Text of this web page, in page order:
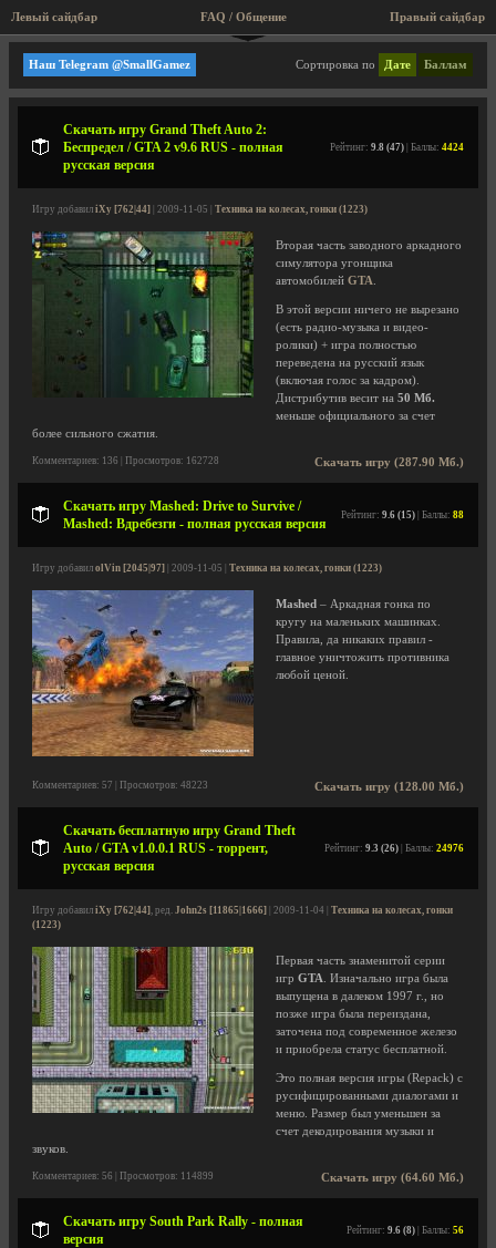
Левый сайдбар Правый сайдбар
FAQ / Общение
Техника на колесах, гонки
Сортировка по Дате Баллам
Наш Telegram @SmallGamez
Скачать игру Grand Theft Auto 2:
Беспредел / GTA 2 v9.6 RUS - полная
русская версия
Рейтинг: 9.8 (47) | Баллы: 4424
Игру добавил iXy [762|44] | 2009-11-05 | Техника на колесах, гонки (1223)
Вторая часть заводного аркадного
симулятора угонщика
автомобилей GTA
В этой версии ничего не вырезано
(есть радио-музыка и видео-
ролики) + игра полностью
переведена на русский язык
(включая голос за кадром).
Дистрибутив весит на 50 Мб.
меньше официального за счет
более сильного сжатия.
Скачать игру (287.90 Мб.)
Комментариев: 136 | Просмотров: 162728
Скачать игру Mashed: Drive to Survive /
Mashed: Вдребезги - полная русская версия
Рейтинг: 9.6 (15) | Баллы: 88
Игру добавил olVin [2045|97] | 2009-11-05 | Техника на колесах, гонки (1223)
Mashed – Аркадная гонка по
кругу на маленьких машинках.
Правила, да никаких правил -
главное уничтожить противника
любой ценой.
Скачать игру (128.00 Мб.)
Комментариев: 57 | Просмотров: 48223
Скачать бесплатную игру Grand Theft
Auto / GTA v1.0.0.1 RUS - торрент,
русская версия
Рейтинг: 9.3 (26) | Баллы: 24976
Игру добавил iXy [762|44], ред. John2s [11865|1666] | 2009-11-04 | Техника на колесах, гонки
(1223)
Первая часть знаменитой серии
игр GTA . Изначально игра была
выпущена в далеком 1997 г., но
позже игра была переиздана,
заточена под современное железо
и приобрела статус бесплатной.
Это полная версия игры (Repack) с
русифицированными диалогами и
меню. Размер был уменьшен за
счет декодирования музыки и
звуков.
Скачать игру (64.60 Мб.)
Комментариев: 56 | Просмотров: 114899
Скачать игру South Park Rally - полная
версия
Рейтинг: 9.6 (8) | Баллы: 56